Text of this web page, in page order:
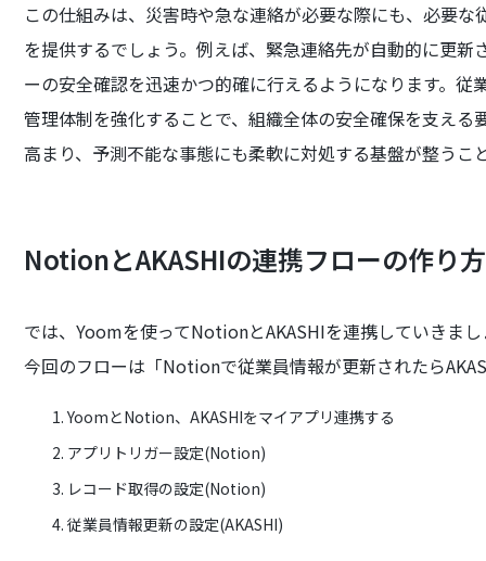
この仕組みは、災害時や急な連絡が必要な際にも、必要
を提供するでしょう。例えば、緊急連絡先が自動的に更
ーの安全確認を迅速かつ的確に行えるようになります。
管理体制を強化することで、組織全体の安全確保を支え
高まり、予測不能な事態にも柔軟に対処する基盤が整うこ
NotionとAKASHIの連携フローの作り方
では、Yoomを使ってNotionとAKASHIを連携していきま
今回のフローは「Notionで従業員情報が更新されたら
YoomとNotion、AKASHIをマイアプリ連携する
アプリトリガー設定(Notion)
レコード取得の設定(Notion)
従業員情報更新の設定(AKASHI)